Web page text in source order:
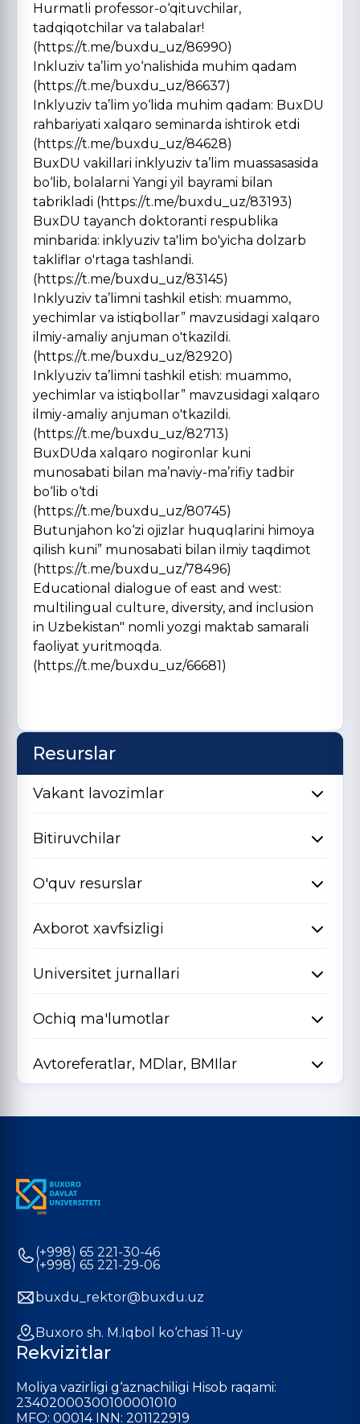
Hurmatli professor-o‘qituvchilar,
tadqiqotchilar va talabalar!
(https://t.me/buxdu_uz/86990)
Inkluziv ta’lim yo‘nalishida muhim qadam
(https://t.me/buxdu_uz/86637)
Inklyuziv ta’lim yo‘lida muhim qadam: BuxDU
rahbariyati xalqaro seminarda ishtirok etdi
(https://t.me/buxdu_uz/84628)
BuxDU vakillari inklyuziv ta’lim muassasasida
bo‘lib, bolalarni Yangi yil bayrami bilan
tabrikladi (https://t.me/buxdu_uz/83193)
BuxDU tayanch doktoranti respublika
minbarida: inklyuziv ta'lim bo'yicha dolzarb
takliflar o'rtaga tashlandi.
(https://t.me/buxdu_uz/83145)
Inklyuziv ta’limni tashkil etish: muammo,
yechimlar va istiqbollar” mavzusidagi xalqaro
ilmiy-amaliy anjuman o'tkazildi.
(https://t.me/buxdu_uz/82920)
Inklyuziv ta’limni tashkil etish: muammo,
yechimlar va istiqbollar” mavzusidagi xalqaro
ilmiy-amaliy anjuman o'tkazildi.
(https://t.me/buxdu_uz/82713)
BuxDUda xalqaro nogironlar kuni
munosabati bilan ma’naviy-ma’rifiy tadbir
bo‘lib o‘tdi
(https://t.me/buxdu_uz/80745)
Butunjahon ko‘zi ojizlar huquqlarini himoya
qilish kuni” munosabati bilan ilmiy taqdimot
(https://t.me/buxdu_uz/78496)
Educational dialogue of east and west:
multilingual culture, diversity, and inclusion
in Uzbekistan" nomli yozgi maktab samarali
faoliyat yuritmoqda.
(https://t.me/buxdu_uz/66681)
Resurslar
Vakant lavozimlar
Bitiruvchilar
O'quv resurslar
Axborot xavfsizligi
Universitet jurnallari
Ochiq ma'lumotlar
Avtoreferatlar, MDlar, BMIlar
(+998) 65 221-30-46
(+998) 65 221-29-06
buxdu_rektor@buxdu.uz
Buxoro sh. M.Iqbol ko‘chasi 11-uy
Rekvizitlar
Moliya vazirligi g‘aznachiligi Hisob raqami:
23402000300100001010
MFO: 00014 INN: 201122919